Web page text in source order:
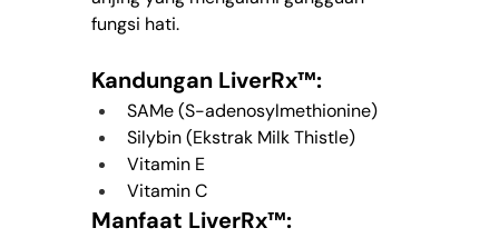
fungsi hati.
Kandungan LiverRx™:
SAMe (S-adenosylmethionine)
Silybin (Ekstrak Milk Thistle)
Vitamin E
Vitamin C
Manfaat LiverRx™: